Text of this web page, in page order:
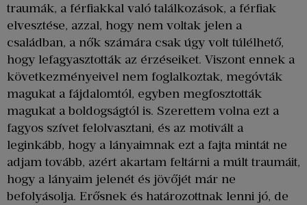
traumák, a férfiakkal való találkozások, a férfiak
elvesztése, azzal, hogy nem voltak jelen a
családban, a nők számára csak úgy volt túlélhető,
hogy lefagyasztották az érzéseiket. Viszont ennek a
következményeivel nem foglalkoztak, megóvták
magukat a fájdalomtól, egyben megfosztották
magukat a boldogságtól is. Szerettem volna ezt a
fagyos szívet felolvasztani, és az motivált a
leginkább, hogy a lányaimnak ezt a fajta mintát ne
adjam tovább, azért akartam feltárni a múlt traumáit,
hogy a lányaim jelenét és jövőjét már ne
befolyásolja. Erősnek és határozottnak lenni jó, de